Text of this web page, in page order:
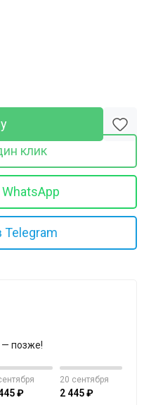
клик
— позже!
₽
20 сентября
2 445 ₽